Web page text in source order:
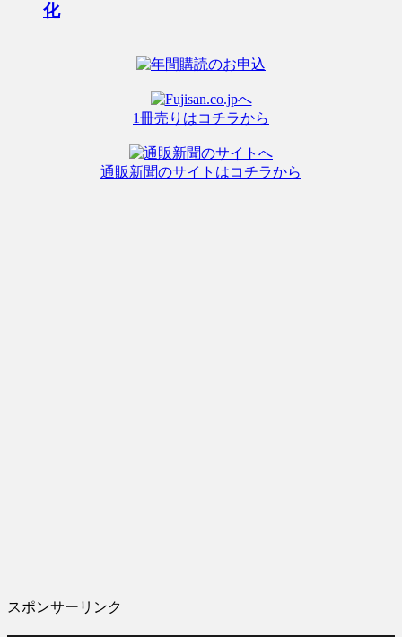
化
1冊売りはコチラから
通販新聞のサイトはコチラから
スポンサーリンク